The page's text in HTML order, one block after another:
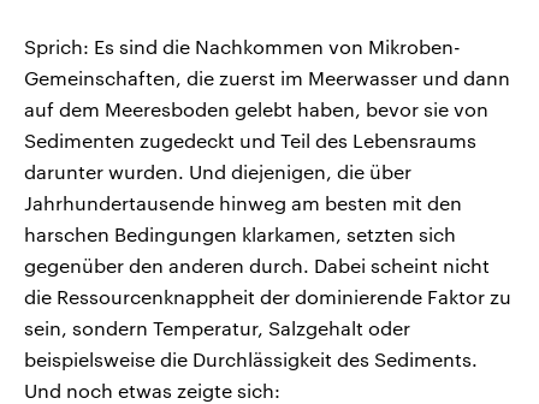
Sprich: Es sind die Nachkommen von Mikroben-
Gemeinschaften, die zuerst im Meerwasser und dann
auf dem Meeresboden gelebt haben, bevor sie von
Sedimenten zugedeckt und Teil des Lebensraums
darunter wurden. Und diejenigen, die über
Jahrhundertausende hinweg am besten mit den
harschen Bedingungen klarkamen, setzten sich
gegenüber den anderen durch. Dabei scheint nicht
die Ressourcenknappheit der dominierende Faktor zu
sein, sondern Temperatur, Salzgehalt oder
beispielsweise die Durchlässigkeit des Sediments.
Und noch etwas zeigte sich: